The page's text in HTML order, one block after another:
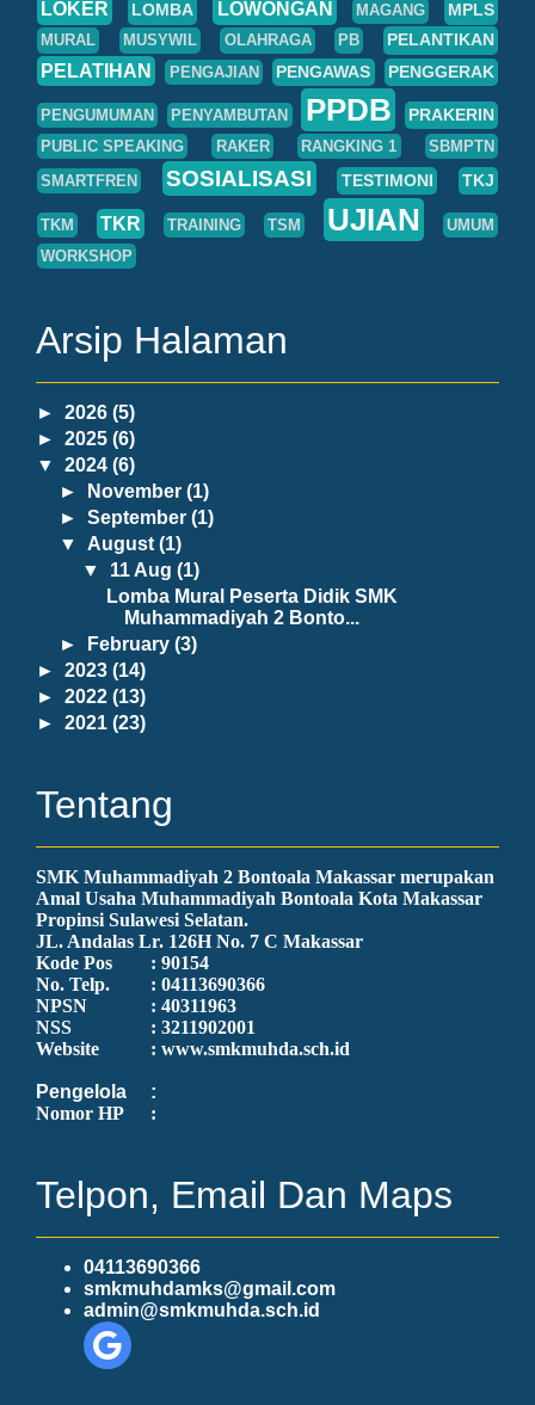
LOKER LOMBA LOWONGAN MAGANG MPLS
MURAL MUSYWIL OLAHRAGA PB PELANTIKAN
PELATIHAN PENGAJIAN PENGAWAS PENGGERAK
PENGUMUMAN PENYAMBUTAN PPDB PRAKERIN
PUBLIC SPEAKING RAKER RANGKING 1
SBMPTN
SMARTFREN
SOSIALISASI TESTIMONI TKJ
TKM TKR TRAINING TSM UJIAN
UMUM
WORKSHOP
Arsip Halaman
► 2026 (5)
► 2025 (6)
▼ 2024 (6)
►
November(1)
►September(1)
▼ August(1)
▼ 11 Aug(1)
Lomba Mural Peserta Didik SMK
Muhammadiyah 2 Bonto...
►
February(3)
► 2023 (14)
► 2022 (13)
► 2021 (23)
Tentang
SMK Muhammadiyah 2 Bontoala Makassar merupakan
Amal Usaha Muhammadiyah Bontoala Kota Makassar
Propinsi Sulawesi Selatan.
JL. Andalas Lr. 126H No. 7 C Makassar
Kode Pos
: 90154
No. Telp.
: 04113690366
NPSN
: 40311963
NSS
: 3211902001
Website
: www.smkmuhda.sch.id
Pengelola
:
Nomor HP
:
Telpon, Email Dan Maps
04113690366
smkmuhdamks@gmail.com
admin@smkmuhda.sch.id